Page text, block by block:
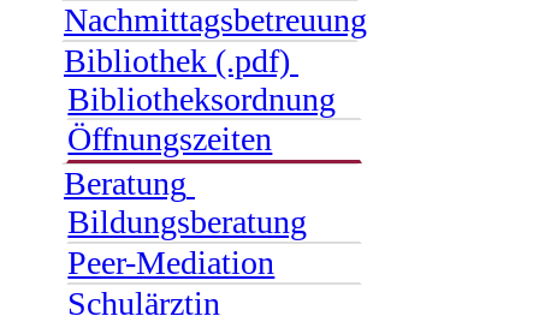
Nachmittagsbetreuung
Bibliothek (.pdf)
Bibliotheksordnung
Öffnungszeiten
Beratung
Bildungsberatung
Peer-Mediation
Schulärztin